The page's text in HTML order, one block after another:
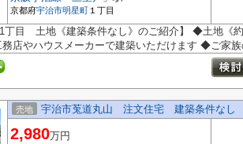
京都府宇治市明星町 １丁目
1丁目 土地《建築条件なし》のご紹介】 ◆土地《
店やハウスメーカーで建築いただけます ◆ご家
売地 宇治市莵道丸山 注文住宅 建築条件なし
2,980万円